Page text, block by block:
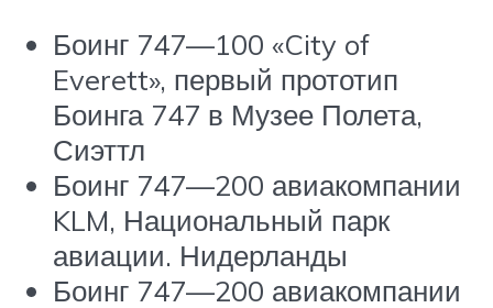
Боинг 747—100 «City of
Everett», первый прототип
Боинга 747 в Музее Полета,
Сиэттл
Боинг 747—200 авиакомпании
KLM, Национальный парк
авиации. Нидерланды
Боинг 747—200 авиакомпании